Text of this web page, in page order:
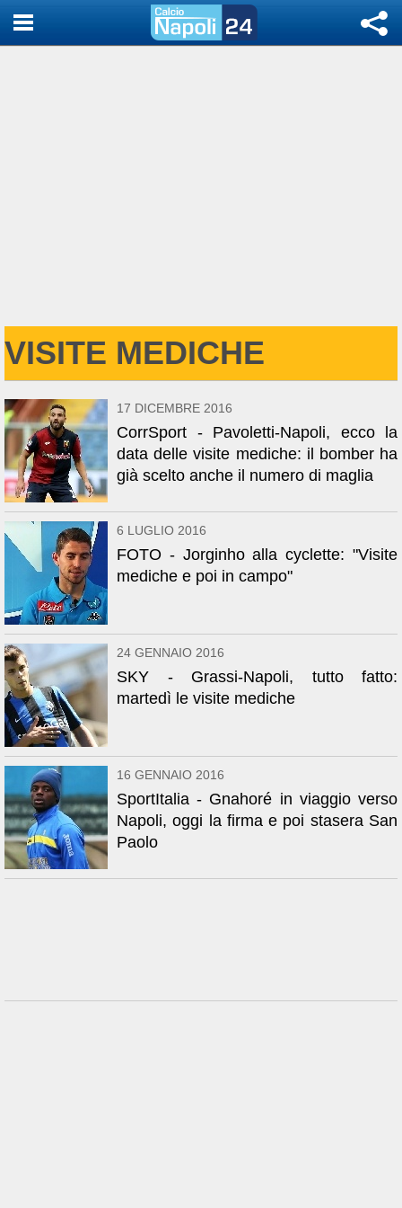
VISITE MEDICHE
17 DICEMBRE 2016
CorrSport - Pavoletti-Napoli, ecco la
data delle visite mediche: il bomber ha
già scelto anche il numero di maglia
6 LUGLIO 2016
FOTO - Jorginho alla cyclette: "Visite
mediche e poi in campo"
24 GENNAIO 2016
SKY - Grassi-Napoli, tutto fatto:
martedì le visite mediche
16 GENNAIO 2016
SportItalia - Gnahoré in viaggio verso
Napoli, oggi la firma e poi stasera San
Paolo